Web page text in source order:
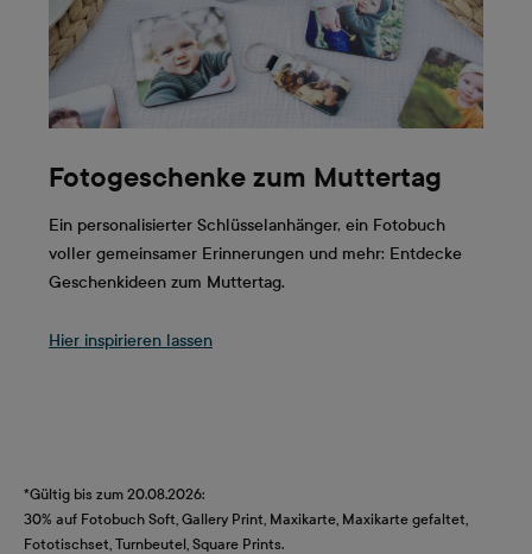
Fotogeschenke zum Muttertag
Ein personalisierter Schlüsselanhänger, ein Fotobuch
voller gemeinsamer Erinnerungen und mehr: Entdecke
Geschenkideen zum Muttertag.
Hier inspirieren lassen
*Gültig bis zum 20.08.2026:
30% auf Fotobuch Soft, Gallery Print, Maxikarte, Maxikarte gefaltet,
Fototischset, Turnbeutel, Square Prints.